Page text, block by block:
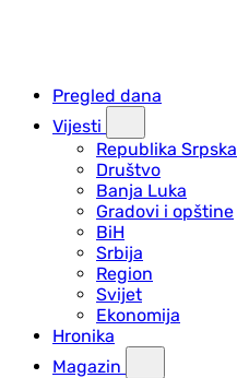
Pregled dana
Vijesti
Republika Srpska
Društvo
Banja Luka
Gradovi i opštine
BiH
Srbija
Region
Svijet
Ekonomija
Hronika
Magazin